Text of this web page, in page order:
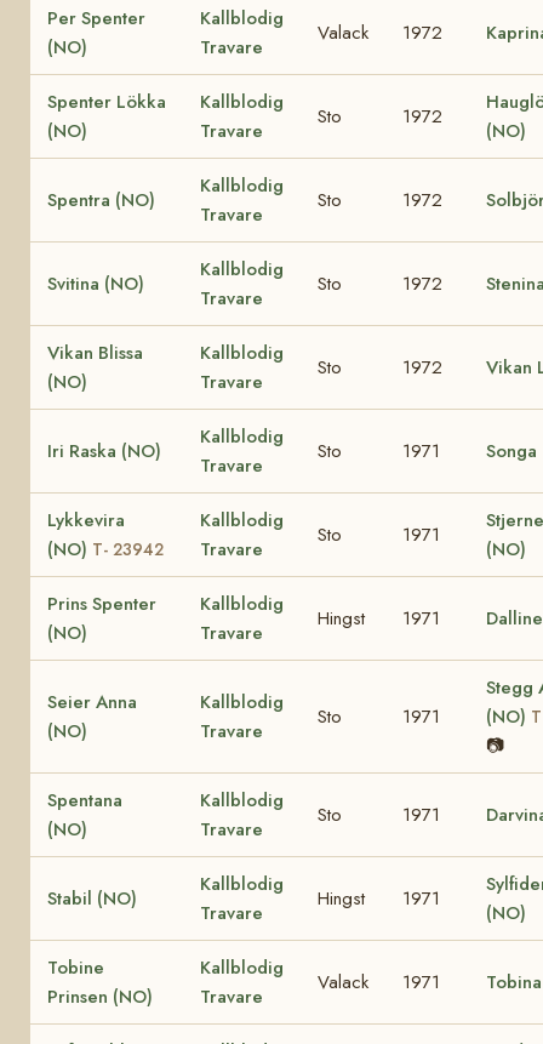
Per Spenter
(NO)
Kallblodig
Travare
Valack 1972
Spenter Lökka
(NO)
Kallblodig
Travare
Sto 1972
(NO)
Spentra (NO)
Kallblodig
Travare
Sto 1972
Svitina (NO)
Kallblodig
Travare
Sto 1972
Vikan Blissa
(NO)
Kallblodig
Travare
Sto 1972 Vikan
Iri Raska (NO)
Kallblodig
Travare
Sto 1971
Lykkevira
(NO) T- 23942
Kallblodig
Travare
Sto 1971
(NO)
Prins Spenter
(NO)
Kallblodig
Travare
Hingst 1971
Seier Anna
(NO)
Kallblodig
Travare
Sto 1971
Stegg
(NO)
📷
Spentana
(NO)
Kallblodig
Travare
Sto 1971
Stabil (NO)
Kallblodig
Travare
Hingst 1971
(NO)
Tobine
Prinsen (NO)
Kallblodig
Travare
Valack 1971